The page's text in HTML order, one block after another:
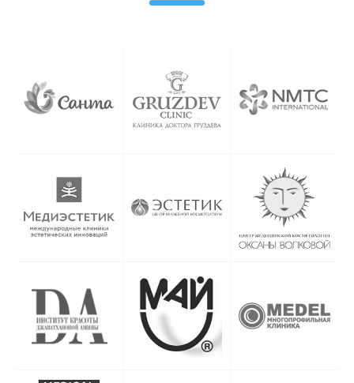
Почему стоит выбрать кристал дип
филлер?
Длительный эффект– стойкость
введения и естественный результат.
✔ Максимальная безопасность–
состав с высокой степенью очистки.
Вы можете купить кристал дип прямо
сейчас в нашем интернет-магазине.
Мы предлагаем:
цена кристал дип филлер на